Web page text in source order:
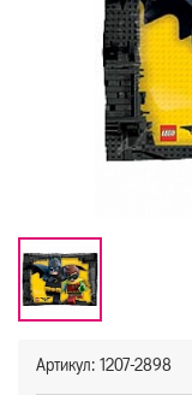
Артикул: 1207-2898